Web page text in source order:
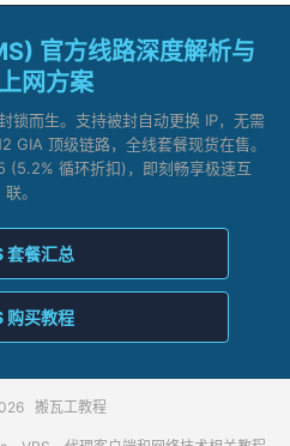
官方线路深度解析与
网方案
锁而生。支持被封自动更换 IP，无需
GIA 顶级链路，全线套餐现货在售。
循环折扣)，即刻畅享极速互
联。
套餐汇总
购买教程
搬瓦工教程